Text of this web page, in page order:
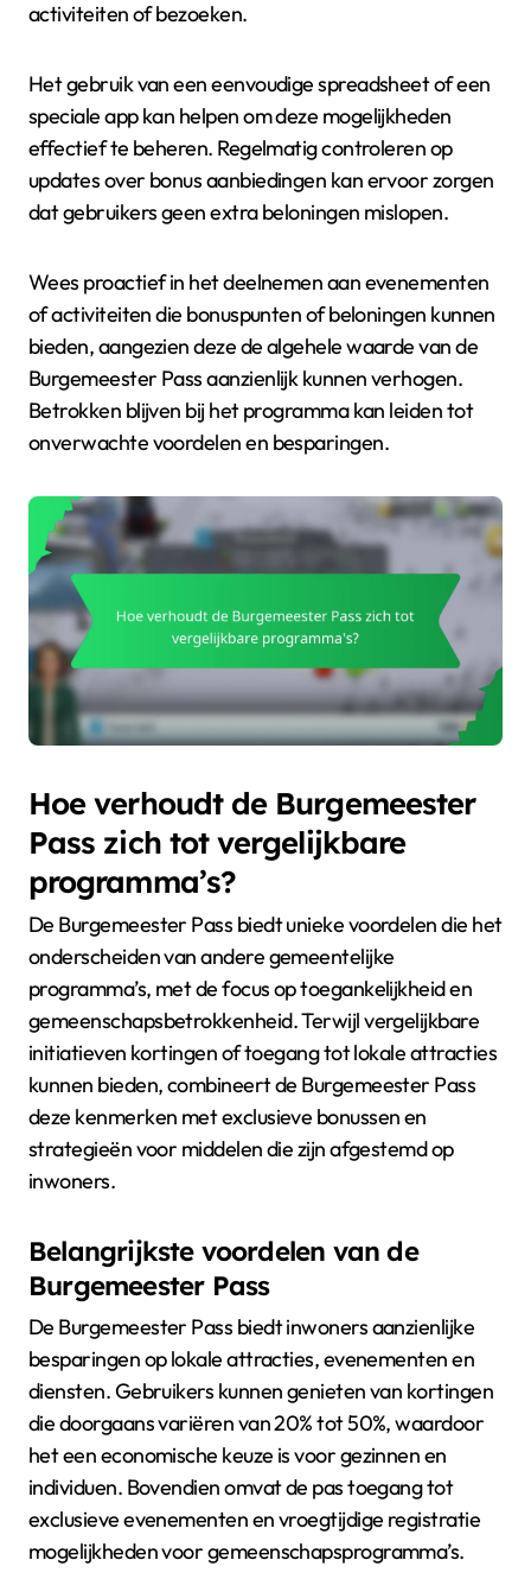
activiteiten of bezoeken.
Het gebruik van een eenvoudige spreadsheet of een
speciale app kan helpen om deze mogelijkheden
effectief te beheren. Regelmatig controleren op
updates over bonus aanbiedingen kan ervoor zorgen
dat gebruikers geen extra beloningen mislopen.
Wees proactief in het deelnemen aan evenementen
of activiteiten die bonuspunten of beloningen kunnen
bieden, aangezien deze de algehele waarde van de
Burgemeester Pass aanzienlijk kunnen verhogen.
Betrokken blijven bij het programma kan leiden tot
onverwachte voordelen en besparingen.
Hoe verhoudt de Burgemeester
Pass zich tot vergelijkbare
programma’s?
De Burgemeester Pass biedt unieke voordelen die het
onderscheiden van andere gemeentelijke
programma’s, met de focus op toegankelijkheid en
gemeenschapsbetrokkenheid. Terwijl vergelijkbare
initiatieven kortingen of toegang tot lokale attracties
kunnen bieden, combineert de Burgemeester Pass
deze kenmerken met exclusieve bonussen en
strategieën voor middelen die zijn afgestemd op
inwoners.
Belangrijkste voordelen van de
Burgemeester Pass
De Burgemeester Pass biedt inwoners aanzienlijke
besparingen op lokale attracties, evenementen en
diensten. Gebruikers kunnen genieten van kortingen
die doorgaans variëren van 20% tot 50%, waardoor
het een economische keuze is voor gezinnen en
individuen. Bovendien omvat de pas toegang tot
exclusieve evenementen en vroegtijdige registratie
mogelijkheden voor gemeenschapsprogramma’s.